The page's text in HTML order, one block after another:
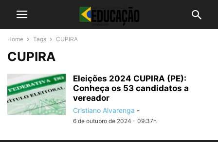
Home Tags CUPIRA
CUPIRA
Eleições 2024 CUPIRA (PE):
Conheça os 53 candidatos a
vereador
Cristiano Alvarenga -
6 de outubro de 2024 - 09:37h